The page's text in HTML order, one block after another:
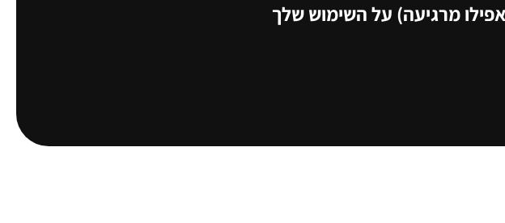
מרגיעה) על השימוש שלך